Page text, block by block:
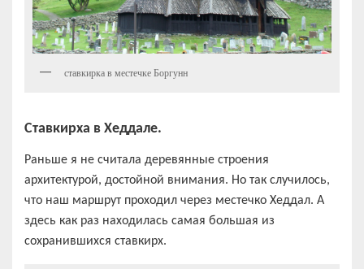
ставкирка в местечке Боргунн
Ставкирха в Хеддале.
Раньше я не считала деревянные строения
архитектурой, достойной внимания. Но так случилось,
что наш маршрут проходил через местечко Хеддал. А
здесь как раз находилась самая большая из
сохранившихся ставкирх.